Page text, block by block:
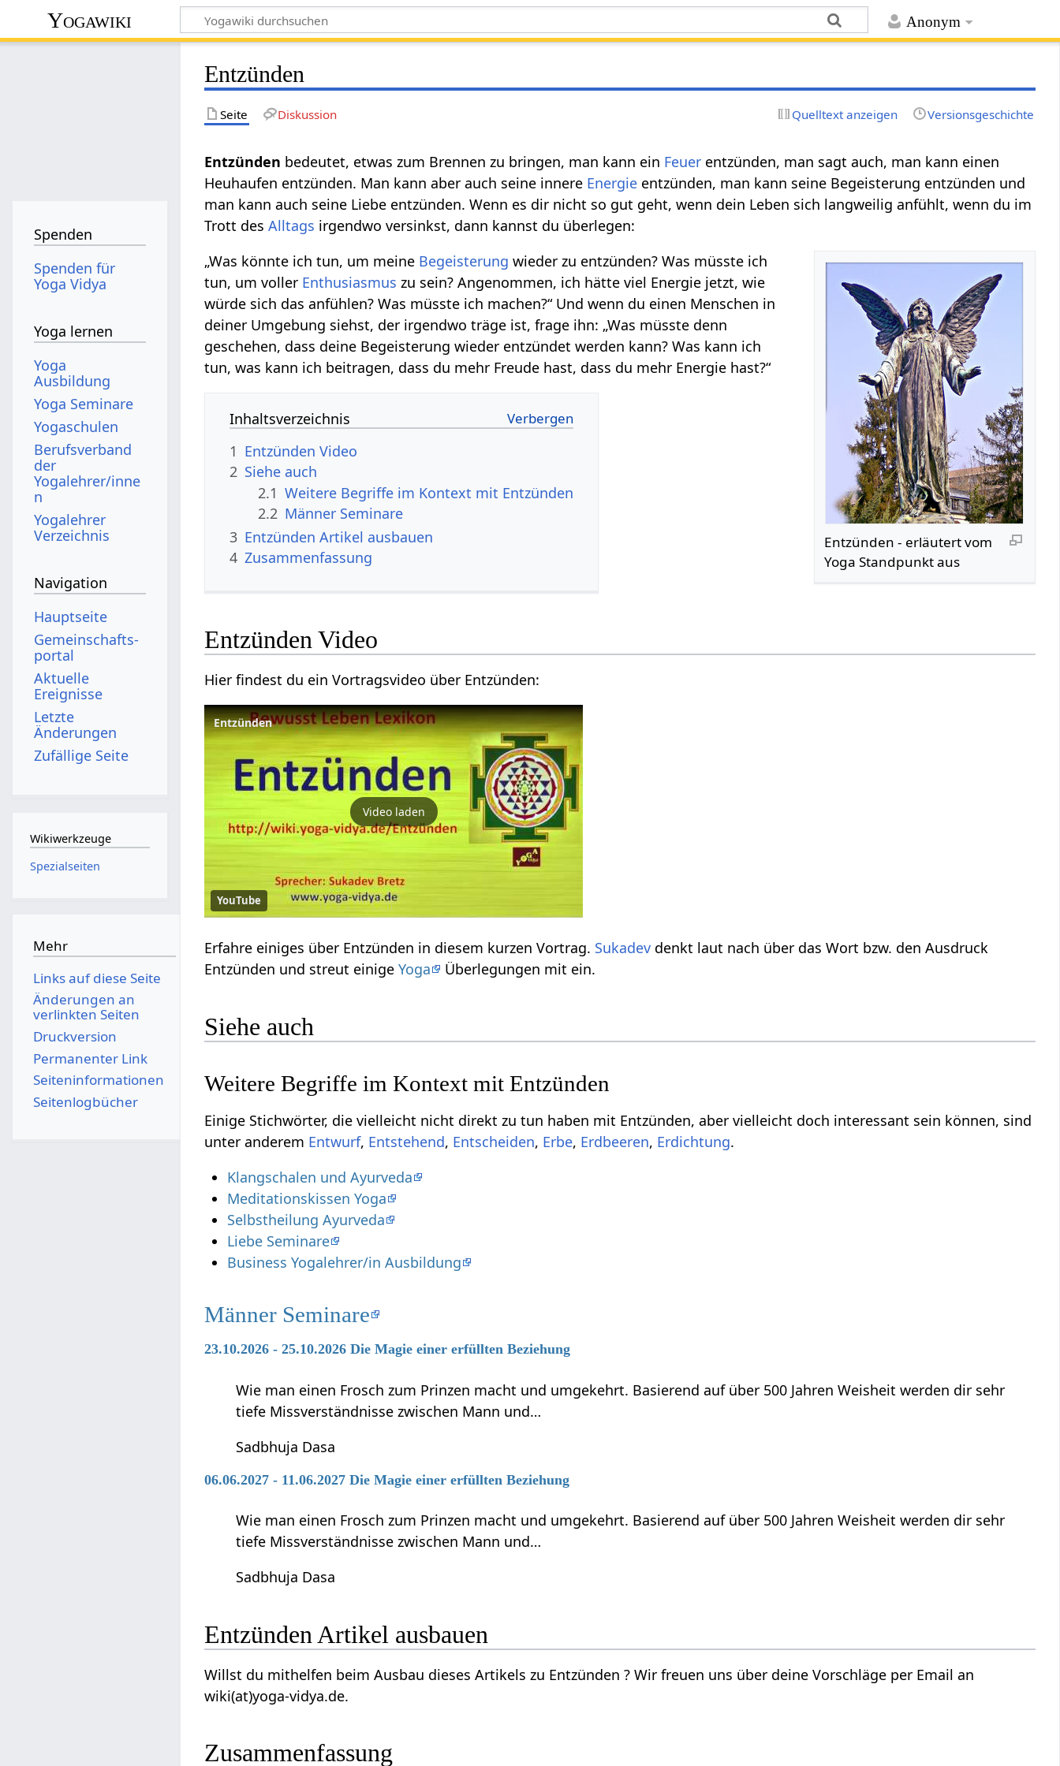
Anonym
Yogawiki
Entzünden
Seite Diskussion Quelltext anzeigen Versionsgeschichte
Entzünden bedeutet, etwas zum Brennen zu bringen, man kann ein Feuer entzünden, man sagt auch, man kann einen
Heuhaufen entzünden. Man kann aber auch seine innere Energie entzünden, man kann seine Begeisterung entzünden und
man kann auch seine Liebe entzünden. Wenn es dir nicht so gut geht, wenn dein Leben sich langweilig anfühlt, wenn du im
Trott desAlltags irgendwo versinkst, dann kannst du überlegen:
Entzünden‏‎ - erläutert vom
Yoga Standpunkt aus
„Was könnte ich tun, um meine Begeisterung wieder zu entzünden? Was müsste ich
tun, um voller Enthusiasmus zu sein? Angenommen, ich hätte viel Energie jetzt, wie
würde sich das anfühlen? Was müsste ich machen?“ Und wenn du einen Menschen in
deiner Umgebung siehst, der irgendwo träge ist, frage ihn: „Was müsste denn
geschehen, dass deine Begeisterung wieder entzündet werden kann? Was kann ich
tun, was kann ich beitragen, dass du mehr Freude hast, dass du mehr Energie hast?“
Inhaltsverzeichnis
1
Entzünden‏‎ Video
2 Siehe auch
2.1
2.2 Männer Seminare
3
Entzünden‏‎ Artikel ausbauen
4 Zusammenfassung
Entzünden‏‎ Video
Hier findest du ein Vortragsvideo über Entzünden‏‎:
Entzünden
Video laden
YouTube
Erfahre einiges über Entzünden‏‎ in diesem kurzen Vortrag. Sukadev denkt laut nach über das Wort bzw. den Ausdruck
Entzünden‏‎ und streut einigeYoga Überlegungen mit ein.
Siehe auch
Einige Stichwörter, die vielleicht nicht direkt zu tun haben mit Entzünden‏‎, aber vielleicht doch interessant sein können, sind
unter anderem
Entwurf‏‎, , , , ,
.
Klangschalen und Ayurveda
Meditationskissen Yoga
Selbstheilung Ayurveda
Liebe Seminare
Business Yogalehrer/in Ausbildung
Männer Seminare
23.10.2026 - 25.10.2026 Die Magie einer erfüllten Beziehung
Wie man einen Frosch zum Prinzen macht und umgekehrt. Basierend auf über 500 Jahren Weisheit werden dir sehr
tiefe Missverständnisse zwischen Mann und…
Sadbhuja Dasa
06.06.2027 - 11.06.2027 Die Magie einer erfüllten Beziehung
Wie man einen Frosch zum Prinzen macht und umgekehrt. Basierend auf über 500 Jahren Weisheit werden dir sehr
tiefe Missverständnisse zwischen Mann und…
Sadbhuja Dasa
Entzünden‏‎ Artikel ausbauen
Willst du mithelfen beim Ausbau dieses Artikels zu Entzünden‏‎ ? Wir freuen uns über deine Vorschläge per Email an
wiki(at)yoga-vidya.de.
Zusammenfassung
Spenden
Spenden für
Yoga Vidya
Yoga lernen
Yoga
Ausbildung
Yoga Seminare
Yogaschulen
Berufsverband
der
Yogalehrer/inne
n
Yogalehrer
Verzeichnis
Navigation
Hauptseite
Gemeinschafts­
portal
Aktuelle
Ereignisse
Letzte
Änderungen
Zufällige Seite
Wikiwerkzeuge
Spezialseiten
Mehr
Links auf diese Seite
Änderungen an
verlinkten Seiten
Druckversion
Permanenter Link
Seiten­­informationen
Seitenlogbücher